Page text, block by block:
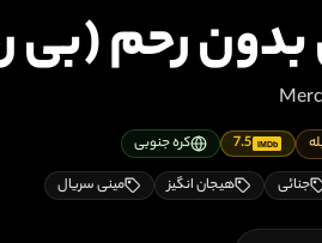
بدون رحم
IMDb
7.5
کره جنوبی
جنائی هیجان انگیز مینی سریال